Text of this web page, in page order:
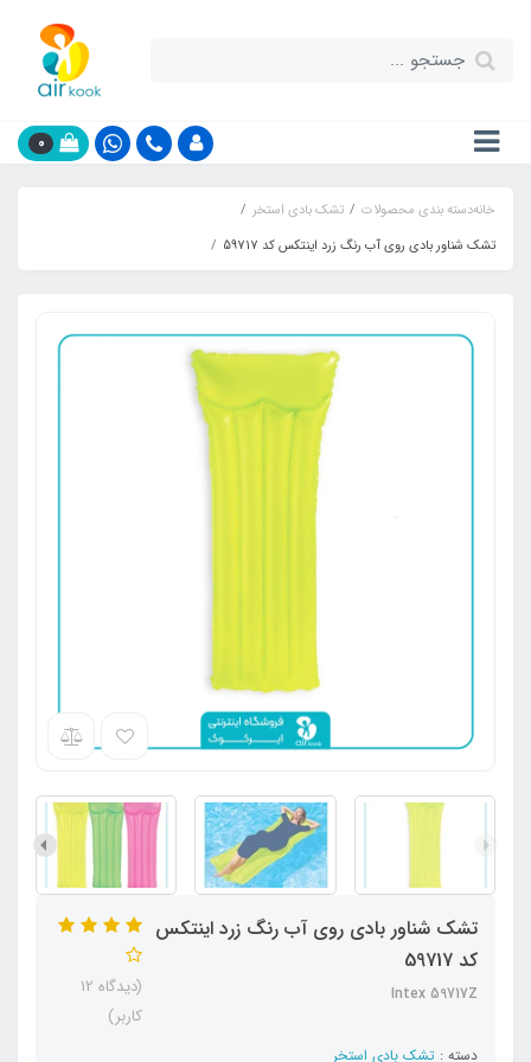
0
خانهدسته بندی محصولات
تشک بادی استخر
تشک شناور بادی روی آب رنگ زرد اینتکس کد 59717
تشک شناور بادی روی آب رنگ زرد اینتکس
کد 59717
Intex 59717Z
دسته : تشک بادی استخر
(دیدگاه 12
کاربر)